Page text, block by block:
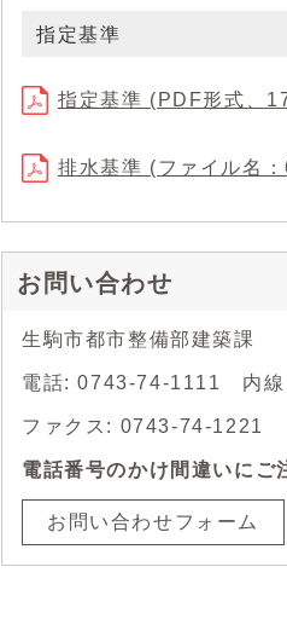
指定基準
指定基準 (PDF形式、
排水基準 (ファイル名
お問い合わせ
生駒市都市整備部建築課
電話: 0743-74-1111 内線
ファクス: 0743-74-1221
電話番号のかけ間違いにご
お問い合わせフォーム